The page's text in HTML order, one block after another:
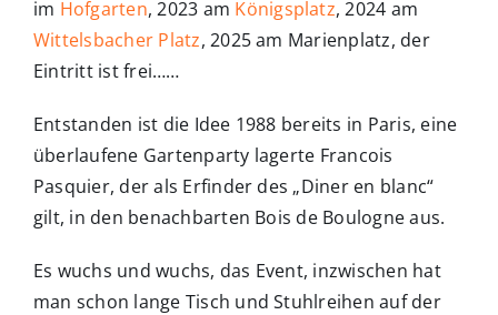
im Hofgarten, 2023 am Königsplatz, 2024 am
Wittelsbacher Platz, 2025 am Marienplatz, der
Eintritt ist frei……
Entstanden ist die Idee 1988 bereits in Paris, eine
überlaufene Gartenparty lagerte Francois
Pasquier, der als Erfinder des „Diner en blanc“
gilt, in den benachbarten Bois de Boulogne aus.
Es wuchs und wuchs, das Event, inzwischen hat
man schon lange Tisch und Stuhlreihen auf der